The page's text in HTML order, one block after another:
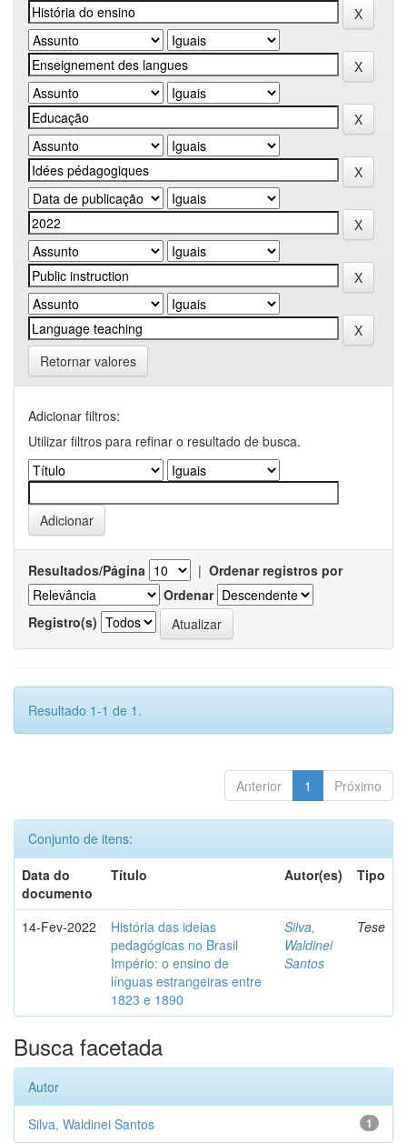
Retornar valores
Adicionar filtros:
Utilizar filtros para refinar o resultado de busca.
Resultados/Página | Ordenar registros por
Ordenar
Registro(s)
Resultado 1-1 de 1.
Anterior 1 Próximo
Conjunto de itens:
Data do
documento
Título Autor(es) Tipo
14-Fev-2022
História das ideias
pedagógicas no Brasil
Império: o ensino de
línguas estrangeiras entre
1823 e 1890
Silva,
Waldinei
Santos
Tese
Busca facetada
Autor
1
Silva, Waldinei Santos